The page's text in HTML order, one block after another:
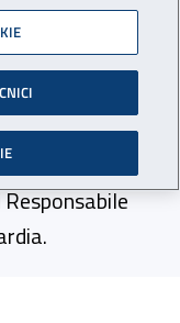
n. 181
di funzione